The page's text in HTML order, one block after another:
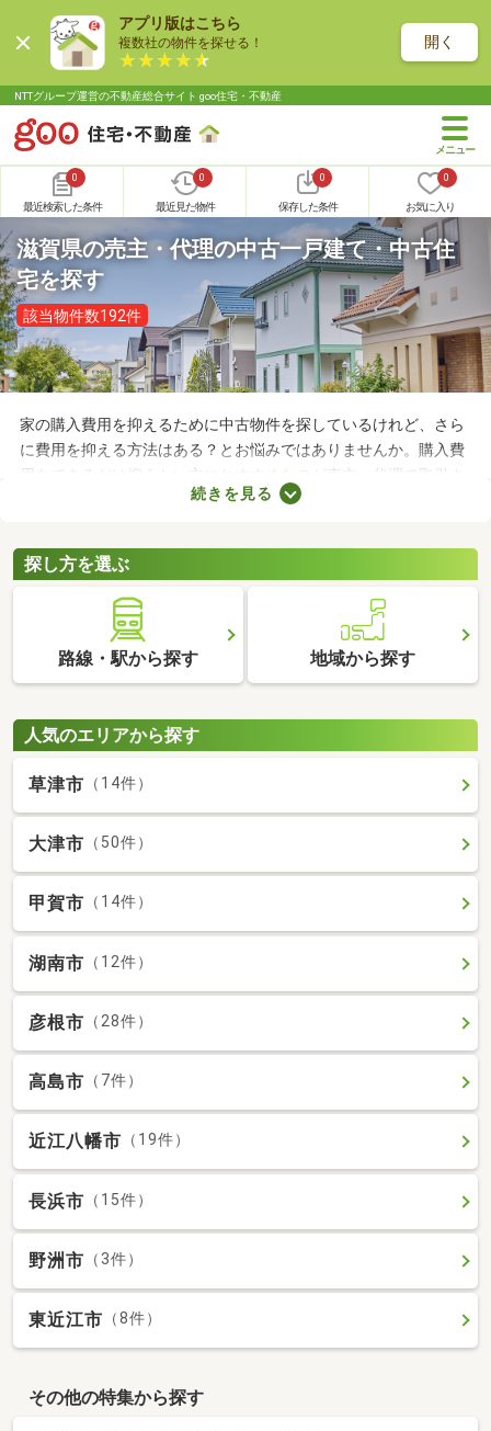
アプリ版はこちら
複数社の物件を探せる！ 開く
NTTグループ運営の不動産総合サイト goo住宅・不動産
0
最近検索した条件
0
最近見た物件
0
保存した条件
0
お気に入り
滋賀県の売主・代理の中古一戸建て・中古住
宅を探す
該当物件数192件
家の購入費用を抑えるために中古物件を探しているけれど、さら
に費用を抑える方法はある？とお悩みではありませんか。購入費
用をできるだけ抑えたい方におすすめなのが売主・代理で取引さ
れる物件です。不動産会社への仲介手数料が発生しないので、購
古の一戸建て物件を紹介します。
続きを見る
探し方を選ぶ
路線・駅から探す 地域から探す
人気のエリアから探す
草津市 （14件）
大津市 （50件）
甲賀市 （14件）
湖南市 （12件）
彦根市 （28件）
高島市 （7件）
近江八幡市 （19件）
長浜市 （15件）
野洲市 （3件）
東近江市 （8件）
その他の特集から探す